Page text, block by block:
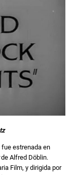
estrenada en
de Alfred Döblin.
Film, y dirigida por